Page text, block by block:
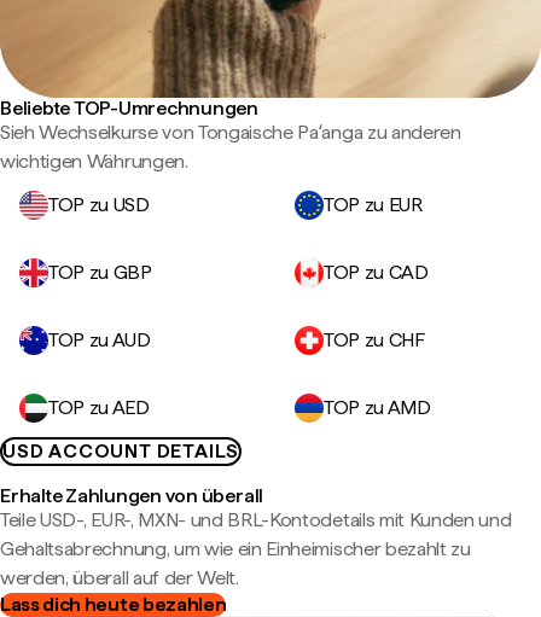
Beliebte TOP-Umrechnungen
Sieh Wechselkurse von Tongaische Paʻanga zu anderen
wichtigen Währungen.
TOP zu USD
TOP zu EUR
TOP zu GBP TOP zu CAD
TOP zu AUD TOP zu CHF
TOP zu AED
TOP zu AMD
USD ACCOUNT DETAILS
Erhalte Zahlungen von überall
Teile USD-, EUR-, MXN- und BRL-Kontodetails mit Kunden und
Gehaltsabrechnung, um wie ein Einheimischer bezahlt zu
werden, überall auf der Welt.
Lass dich heute bezahlen